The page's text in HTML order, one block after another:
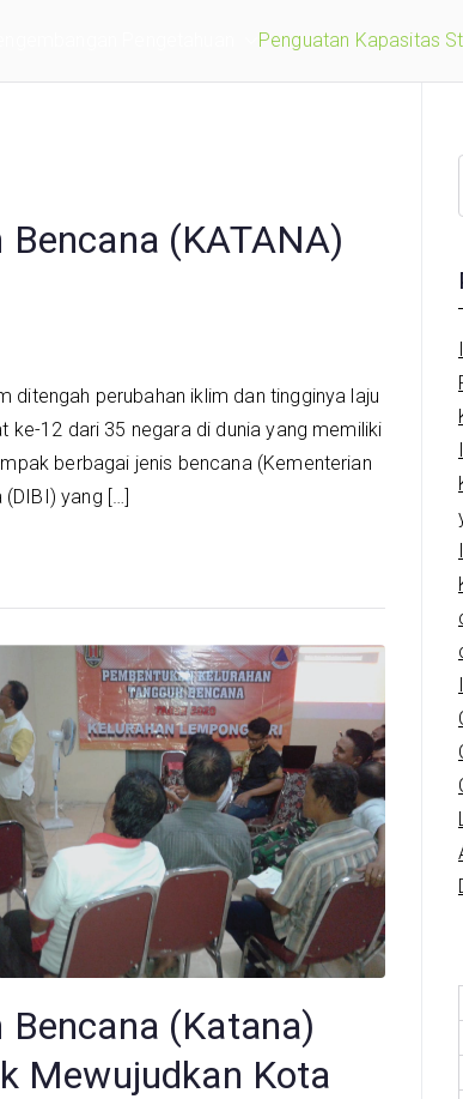
Penguatan Kapasitas
(KATANA)
ditengah perubahan iklim dan tingginya laju
ke-12 dari 35 negara di dunia yang memiliki
berbagai jenis bencana (Kementerian
yang […]
Bencana (Katana)
Mewujudkan Kota